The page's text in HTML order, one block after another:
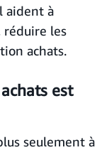
aident à
réduire les
achats.
est
seulement à